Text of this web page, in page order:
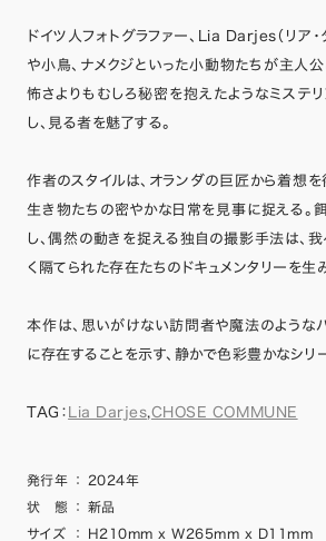
ドイツ人フォトグラファー、Lia Darjes（リア・
や小鳥、ナメクジといった小動物たちが主人公
怖さよりもむしろ秘密を抱えたようなミステ
し、見る者を魅了する。
作者のスタイルは、オランダの巨匠から着想を
生き物たちの密やかな日常を見事に捉える。
し、偶然の動きを捉える独自の撮影手法は、我
く隔てられた存在たちのドキュメンタリーを生み
本作は、思いがけない訪問者や魔法のような
に存在することを示す、静かで色彩豊かなシリ
TAG： Lia Darjes,CHOSE COMMUNE
発行年 ：
2024年
状 態
：
新品
サイズ
：
H210mm x W265mm x D11mm